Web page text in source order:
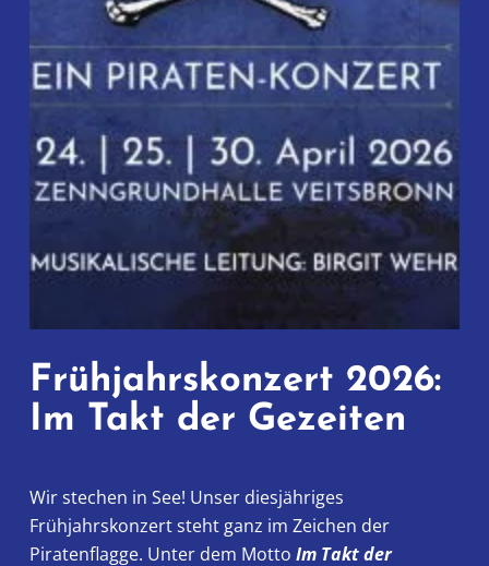
Frühjahrskonzert 2026:
Im Takt der Gezeiten
Wir stechen in See! Unser diesjähriges
Frühjahrskonzert steht ganz im Zeichen der
Piratenflagge. Unter dem MottoIm Takt der